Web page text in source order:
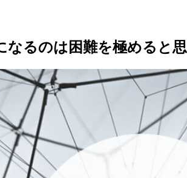
なるのは困難を極めると